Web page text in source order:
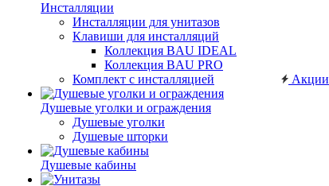
Инсталляции
Инсталляции для унитазов
Клавиши для инсталляций
Коллекция BAU IDEAL
Коллекция BAU PRO
Комплект с инсталляцией
Душевые уголки и ограждения
Душевые уголки
Душевые шторки
Душевые кабины
Акции